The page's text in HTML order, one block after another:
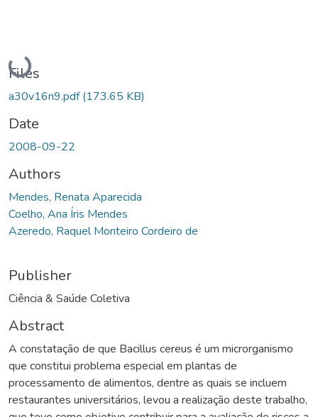
Loading...
Files
a30v16n9.pdf(173.65 KB)
Date
2008-09-22
Authors
Mendes, Renata Aparecida
Coelho, Ana Íris Mendes
Azeredo, Raquel Monteiro Cordeiro de
Publisher
Ciência & Saúde Coletiva
Abstract
A constatação de que Bacillus cereus é um microrganismo
que constitui problema especial em plantas de
processamento de alimentos, dentre as quais se incluem
restaurantes universitários, levou a realização deste trabalho,